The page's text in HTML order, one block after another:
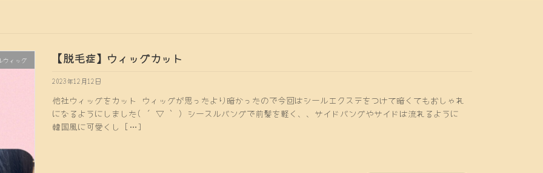
ウィッグ 【脱毛症】ウィッグカット
2023年12月12日
他社ウィッグをカット ウィッグが思ったより暗かったので今回はシールエクステをつけて暗くてもおしゃれ
になるようにしました( ´ ▽ ` ) シースルバングで前髪を軽く、、サイドバングやサイドは流れるように
韓国風に可愛くし […]